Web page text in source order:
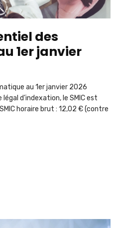
des
1er janvier
au 1er janvier 2026
d’indexation, le SMIC est
horaire brut : 12,02 € (contre